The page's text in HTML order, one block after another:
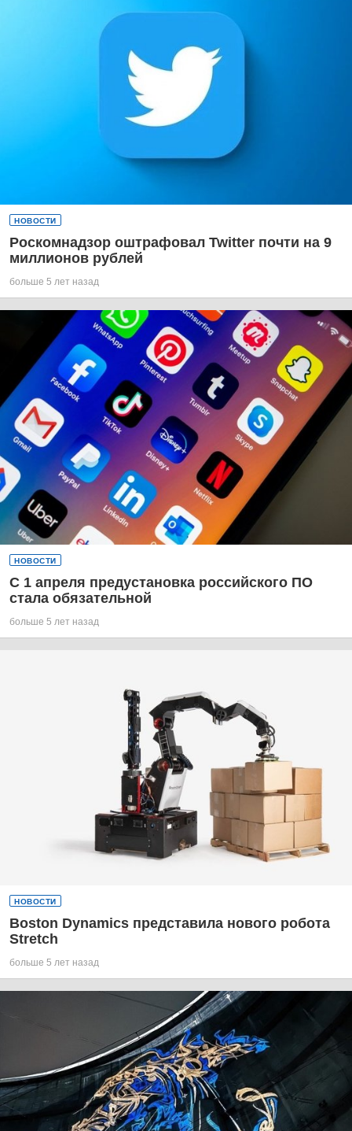
НОВОСТИ
Роскомнадзор оштрафовал Twitter почти на 9
миллионов рублей
больше 5 лет назад
НОВОСТИ
С 1 апреля предустановка российского ПО
стала обязательной
больше 5 лет назад
НОВОСТИ
Boston Dynamics представила нового робота
Stretch
больше 5 лет назад